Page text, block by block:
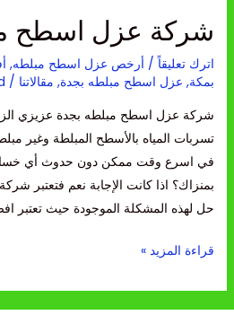
شركة عزل اسطح
اترك تعليقاً / أرخص عزل اسطح مبلطه,
بمكة, عزل اسطح مبلطه بجدة, مقالاتنا /
شركة عزل اسطح مبلطه بجدة عزيزي
تسربات المياه بالأسطح المبلطة وغير
في اسرع وقت ممكن دون حدوث أي
بمنزاك؟ اذا كانت الإجابة نعم فتعتبر
حل لهذه المشكلة الموجودة حيث
قراءة المزيد »